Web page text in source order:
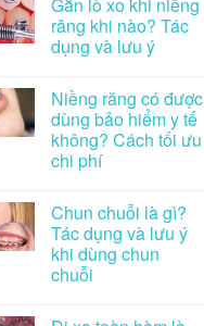
răng khi nào? Tác
dụng và lưu ý
Niềng răng có được
dùng bảo hiểm y tế
không? Cách tối ưu
chi phí
Chun chuỗi là gì?
Tác dụng và lưu ý
khi dùng chun
chuỗi